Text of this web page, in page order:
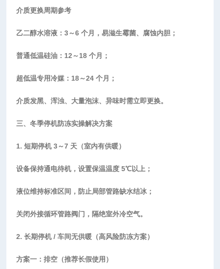
介质更换周期参考
乙二醇水溶液：3～6 个月，易滋生霉菌、腐蚀内胆；
普通低温硅油： 12～18 个月；
超低温专用冷媒： 18～24 个月；
介质发黑、浑浊、大量泡沫、异味时需立即更换。
三、冬季停机防冻实操解决方案
1. 短期停机 3～7 天（室内有供暖）
设备保持通电待机，设置保温温度 5℃以上；
液位维持标准区间，防止局部管路缺水结冰；
关闭外接循环管路阀门，隔绝室外冷空气。
2. 长期停机 / 车间无供暖（高风险防冻方案）
方案一：排空（推荐长假使用）